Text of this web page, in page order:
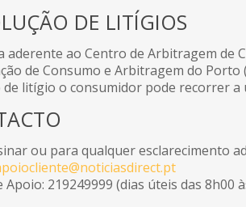
DE LITÍGIOS
aderente ao Centro de Arbitragem de
de Consumo e Arbitragem do Porto
de litígio o consumidor pode recorrer a
ou para qualquer esclarecimento
Apoio: 219249999 (dias úteis das 8h00